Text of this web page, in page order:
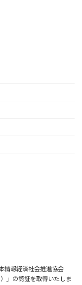
情報経済社会推進協会
」の認証を取得いたしま